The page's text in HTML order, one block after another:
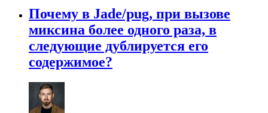
Почему в Jade/pug, при вызове
миксина более одного раза, в
следующие дублируется его
содержимое?